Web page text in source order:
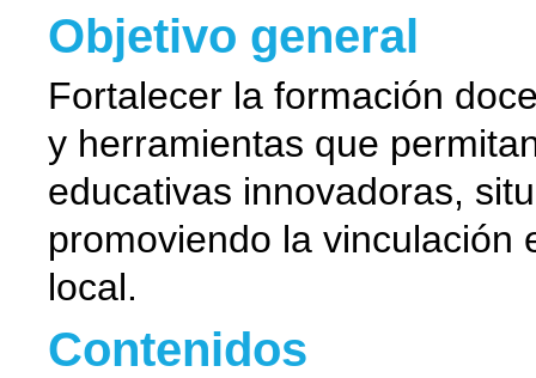
Objetivo general
Fortalecer la formación
y herramientas que
educativas innovadoras,
promoviendo la vinculación
local.
Contenidos